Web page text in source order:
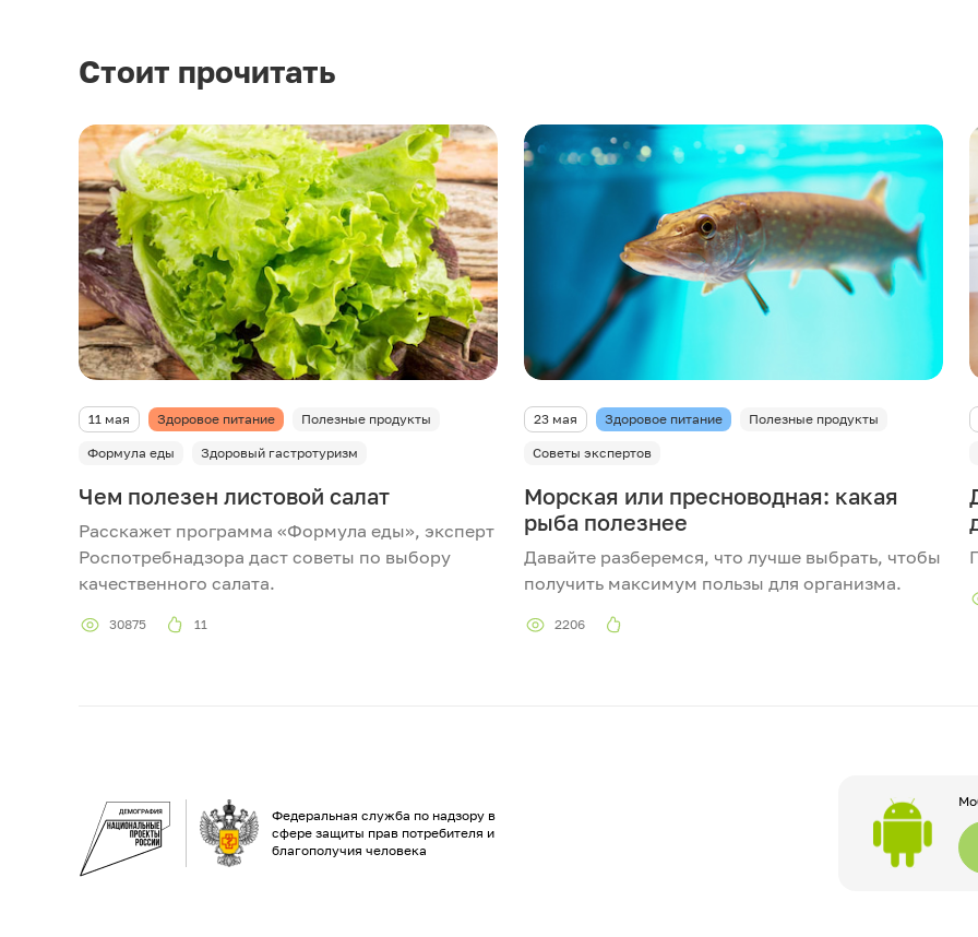
Стоит прочитать
11 мая Здоровое питание Полезные продукты
Формула еды Здоровый гастротуризм
Чем полезен листовой салат
Расскажет программа «Формула еды», эксперт
Роспотребнадзора даст советы по выбору
качественного салата.
30875 11
23 мая Здоровое питание Полезные продукты
Советы экспертов
Морская или пресноводная: какая
рыба полезнее
Давайте разберемся, что лучше выбрать, чтобы
получить максимум пользы для организма.
2206
Федеральная служба по надзору в
сфере защиты прав потребителя и
благополучия человека